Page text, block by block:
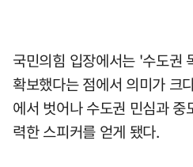
국민의힘 입장에서는 '수도권
확보했다는 점에서 의미가 크
에서 벗어나 수도권 민심과
력한 스피커를 얻게 됐다.